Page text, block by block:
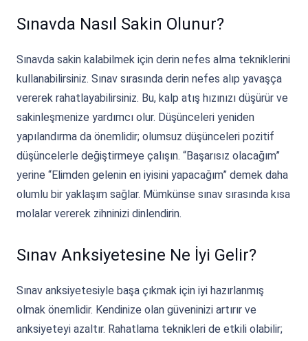
Sınavda Nasıl Sakin Olunur?
Sınavda sakin kalabilmek için derin nefes alma tekniklerini
kullanabilirsiniz. Sınav sırasında derin nefes alıp yavaşça
vererek rahatlayabilirsiniz. Bu, kalp atış hızınızı düşürür ve
sakinleşmenize yardımcı olur. Düşünceleri yeniden
yapılandırma da önemlidir; olumsuz düşünceleri pozitif
düşüncelerle değiştirmeye çalışın. “Başarısız olacağım”
yerine “Elimden gelenin en iyisini yapacağım” demek daha
olumlu bir yaklaşım sağlar. Mümkünse sınav sırasında kısa
molalar vererek zihninizi dinlendirin.
Sınav Anksiyetesine Ne İyi Gelir?
Sınav anksiyetesiyle başa çıkmak için iyi hazırlanmış
olmak önemlidir. Kendinize olan güveninizi artırır ve
anksiyeteyi azaltır. Rahatlama teknikleri de etkili olabilir;